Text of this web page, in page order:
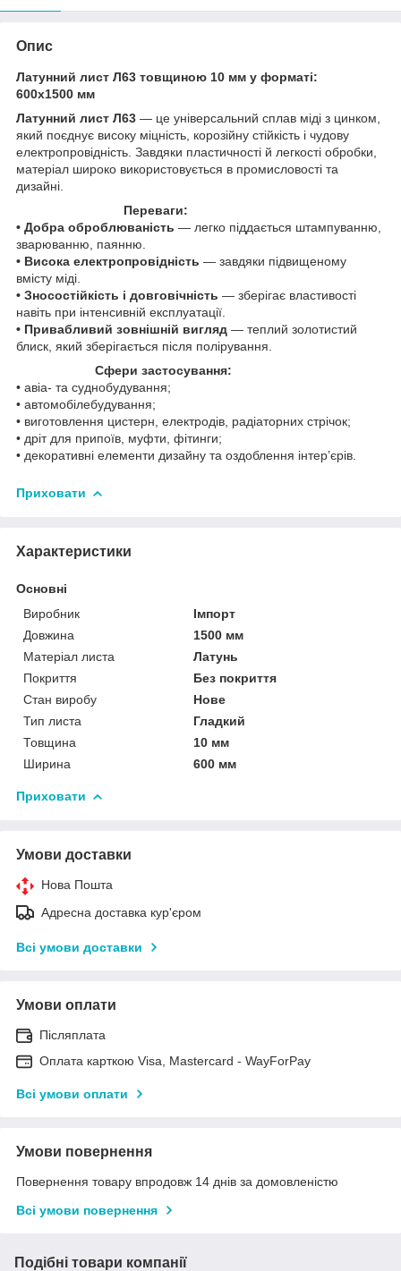
Опис
Латунний лист Л63 товщиною 10 мм у форматі:
600х1500 мм
Латунний лист Л63 — це універсальний сплав міді з цинком,
який поєднує високу міцність, корозійну стійкість і чудову
електропровідність. Завдяки пластичності й легкості обробки,
матеріал широко використовується в промисловості та
дизайні.
Переваги:
• Добра оброблюваність — легко піддається штампуванню,
зварюванню, паянню.
• Висока електропровідність — завдяки підвищеному
вмісту міді.
• Зносостійкість і довговічність — зберігає властивості
навіть при інтенсивній експлуатації.
• Привабливий зовнішній вигляд — теплий золотистий
блиск, який зберігається після полірування.
Сфери застосування:
• авіа- та суднобудування;
• автомобілебудування;
• виготовлення цистерн, електродів, радіаторних стрічок;
• дріт для припоїв, муфти, фітинги;
• декоративні елементи дизайну та оздоблення інтер’єрів.
Приховати
Характеристики
Основні
Виробник
Імпорт
Довжина
1500 мм
Матеріал листа
Латунь
Покриття
Без покриття
Стан виробу
Нове
Тип листа
Гладкий
Товщина
10 мм
Ширина
600 мм
Приховати
Умови доставки
Нова Пошта
Адресна доставка кур'єром
Всі умови доставки
Умови оплати
Післяплата
Оплата карткою Visa, Mastercard - WayForPay
Всі умови оплати
Умови повернення
Повернення товару впродовж 14 днів за домовленістю
Всі умови повернення
Подібні товари компанії